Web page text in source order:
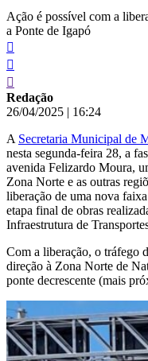
Ação é possível com a
a Ponte de Igapó
Redação
26/04/2025 | 16:24
A Secretaria Municipal de
nesta segunda-feira 28, a
avenida Felizardo Moura,
Zona Norte e as outras
liberação de uma nova
etapa final de obras
Infraestrutura de
Com a liberação, o tráfego
direção à Zona Norte de
ponte decrescente (mais